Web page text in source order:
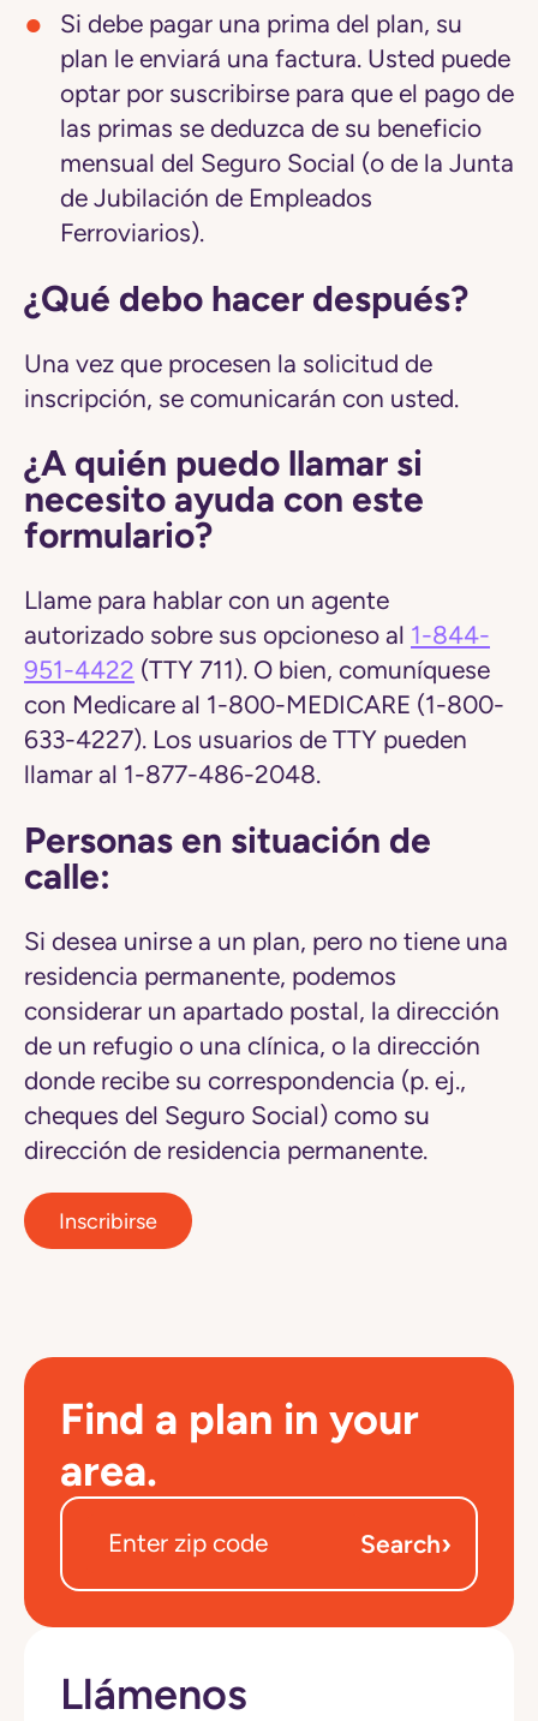
Si debe pagar una prima del plan, su
plan le enviará una factura. Usted puede
optar por suscribirse para que el pago de
las primas se deduzca de su beneficio
mensual del Seguro Social (o de la Junta
de Jubilación de Empleados
Ferroviarios).
¿Qué debo hacer después?
Una vez que procesen la solicitud de
inscripción, se comunicarán con usted.
¿A quién puedo llamar si
necesito ayuda con este
formulario?
Llame para hablar con un agente
autorizado sobre sus opcioneso al 1-844-
951-4422 (TTY 711). O bien, comuníquese
con Medicare al 1-800-MEDICARE (1-800-
633-4227). Los usuarios de TTY pueden
llamar al 1-877-486-2048.
Personas en situación de
calle:
Si desea unirse a un plan, pero no tiene una
residencia permanente, podemos
considerar un apartado postal, la dirección
de un refugio o una clínica, o la dirección
donde recibe su correspondencia (p. ej.,
cheques del Seguro Social) como su
dirección de residencia permanente.
Inscribirse
Find a plan in your
area.
Search›
Llámenos